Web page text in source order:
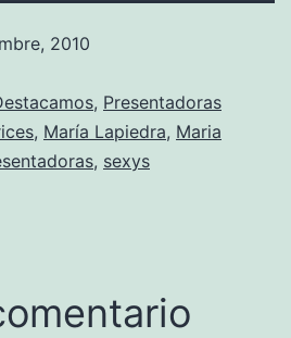
2010
, Presentadoras
, María Lapiedra, Maria
, sexys